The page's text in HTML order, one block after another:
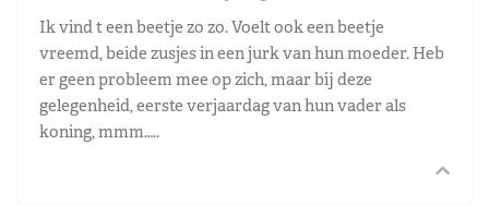
Ik vind t een beetje zo zo. Voelt ook een beetje
vreemd, beide zusjes in een jurk van hun moeder. Heb
er geen probleem mee op zich, maar bij deze
gelegenheid, eerste verjaardag van hun vader als
koning, mmm…..